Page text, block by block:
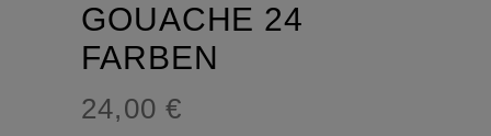
GOUACHE 24
FARBEN
24,00€